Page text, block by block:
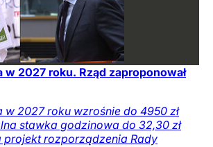
w 2027 roku. Rząd zaproponował
w 2027 roku wzrośnie do 4950 zł
stawka godzinowa do 32,30 zł
projekt rozporządzenia Rady